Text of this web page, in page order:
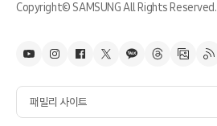
Copyright© SAMSUNG All Rights Reserved.
패밀리 사이트